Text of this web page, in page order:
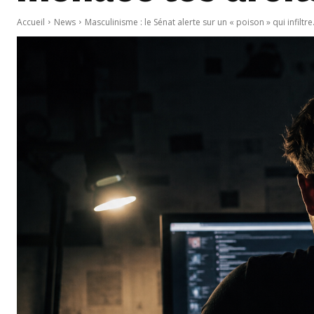
Accueil News Masculinisme : le Sénat alerte sur un « poison » qui